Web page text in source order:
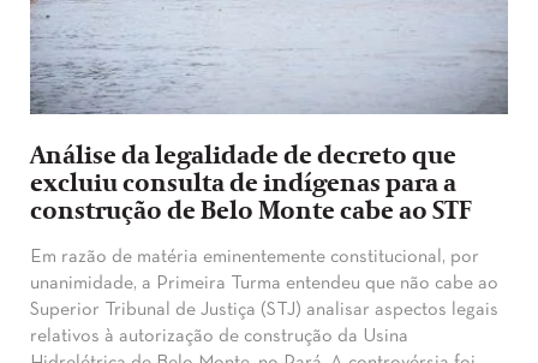
Análise da legalidade de decreto que
excluiu consulta de indígenas para a
construção de Belo Monte cabe ao STF
​Em razão de matéria eminentemente constitucional, por
unanimidade, a Primeira Turma entendeu que não cabe ao
Superior Tribunal de Justiça (STJ) analisar aspectos legais
relativos à autorização de construção da Usina